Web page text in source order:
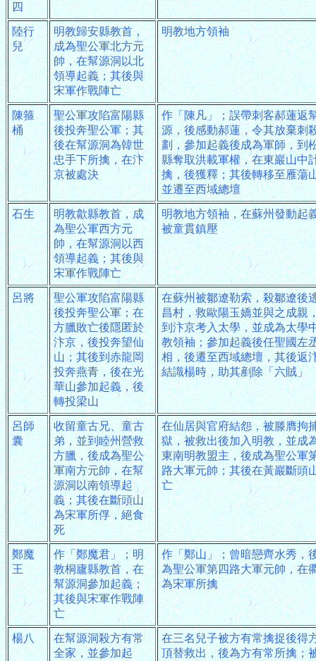
四
陸行
兒
明教歸安縣教首，
成為聖公軍北方元
帥，在幫源洞以北
領導起義；其後與
宋軍作戰陣亡
明教地方領袖
陳箍
桶
聖公軍攻陷富陽縣
後投奔聖公軍；其
後在幫源洞為韓世
忠手下所擒，在汴
京被處決
作「陳凡」；誤帶刺客郝蓮返
源，後感動郝蓮，令其放棄刺
劃，參加起義後成為軍師，到
縣奪取洪載軍權，在東巖山中
擒，後獲釋；其後轉移至雁蕩
並遷至西域總壇
石生
明教歙縣教首，成
為聖公軍西方元
帥，在幫源洞以西
領導起義；其後與
宋軍作戰陣亡
明教地方領袖，在蘇州發動起
被童貫鎮壓
呂將
聖公軍攻陷富陽縣
後投奔聖公軍；在
方臘敗亡後隱匿於
汴京，後投奔望仙
山；其後到赤龍岡
投奔燕青，後在光
華山參加起義，後
轉投梁山
在蘇州被鄒遼勒索，殺鄒遼後
昌村，救歐陽玉嬌並與之成親
到汴京考入太學，並成為太學
教領袖；參加起義後任聖國左
相，後遷至西域總壇，其後返
結識楊時，助其剷除「六賊」
呂師
囊
收留童古兄、童古
弟，並到睦州營救
方臘，後成為聖公
軍南方元帥，在幫
源洞以南領導起
義；其後在斷頭山
為宋軍所俘，絕食
死
在仙居與官府結怨，被滕膺拘
獄，被救出後加入明教，並成
東南明教盟主，後成為聖公軍
路大軍元帥；其後在黃巖斷頭
亡
鄭魔
王
作「鄭魔君」；明
教桐廬縣教首，在
幫源洞參加起義；
其後與宋軍作戰陣
亡
作「鄭山」；曾暗戀齊水秀，
為聖公軍第四路大軍元帥，在
為宋軍所擒
楊八
在幫源洞殺方有常
全家，並參加起
在三名兒子被方有常擒捉後得
頂替救出，後為方有常所擒；